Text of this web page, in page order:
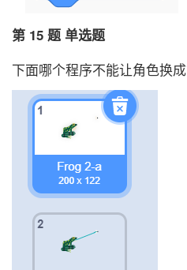
第 15 题 单选题
下面哪个程序不能让角色换